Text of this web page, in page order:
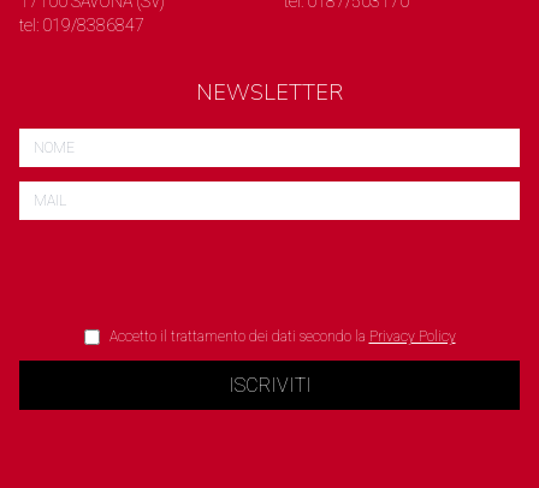
tel: 019/8386847
NEWSLETTER
Accetto il trattamento dei dati secondo la Privacy Policy
ISCRIVITI